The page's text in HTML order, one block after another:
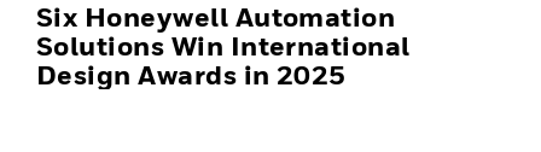
Six Honeywell Automation
Solutions Win International
Design Awards in 2025